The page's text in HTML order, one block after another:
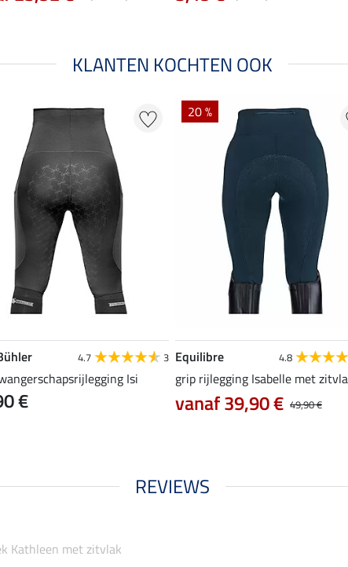
KLANTEN KOCHTEN OOK
4.7 3
Isi
€
20 %
Equilibre 4.8
grip rijlegging Isabelle met
49,90 €
vanaf 39,90 €
REVIEWS
Kathleen met zitvlak